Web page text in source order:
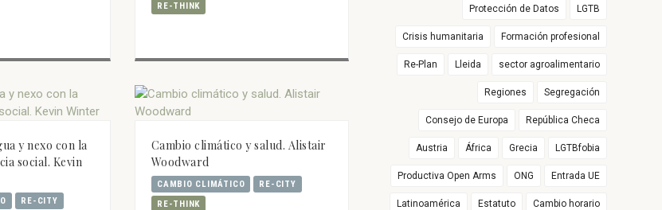
RE-THINK
y nexo con la
social. Kevin
RE-CITY
Cambio climático y salud. Alistair
Woodward
CAMBIO CLIMÁTICO
RE-CITY
RE-THINK
Protección de Datos LGTB
Crisis humanitaria Formación profesional
Re-Plan Lleida sector agroalimentario
Regiones Segregación
Consejo de Europa República Checa
Austria África Grecia LGTBfobia
Productiva Open Arms ONG Entrada UE
Latinoamérica Estatuto Cambio horario